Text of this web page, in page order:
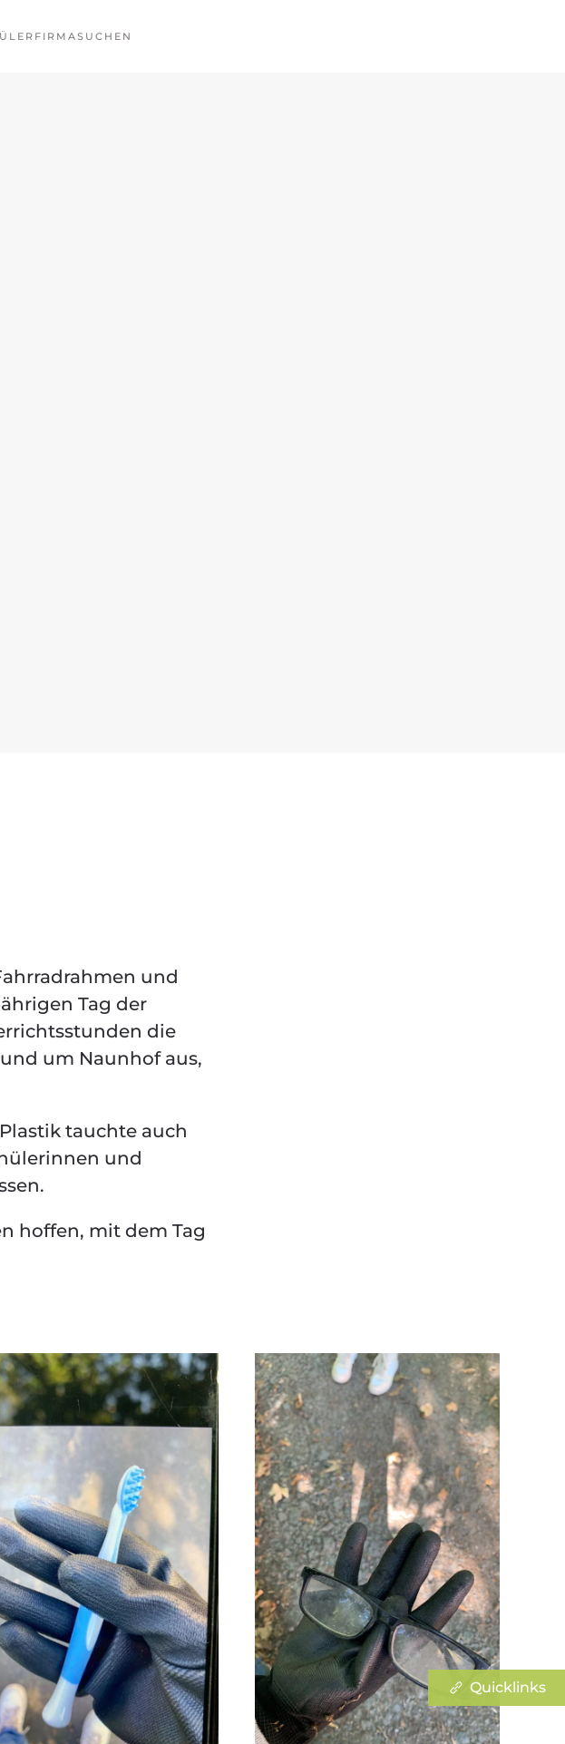
SUCHEN
und
Tag der
die
um Naunhof aus,
tauchte auch
und
hoffen, mit dem Tag
Quicklinks